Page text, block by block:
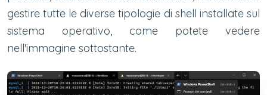
gestire tutte le diverse tipologie di shell installate sul
sistema operativo, come potete vedere
nell'immagine sottostante.